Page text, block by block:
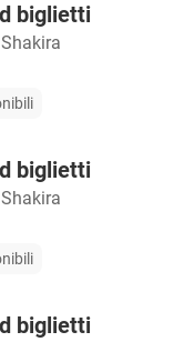
biglietti
biglietti
biglietti